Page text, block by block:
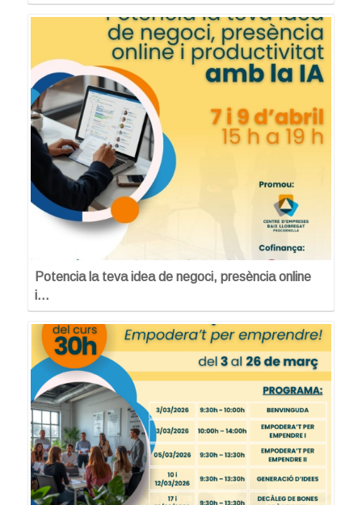
Potencia la teva idea de negoci, presència online
i…